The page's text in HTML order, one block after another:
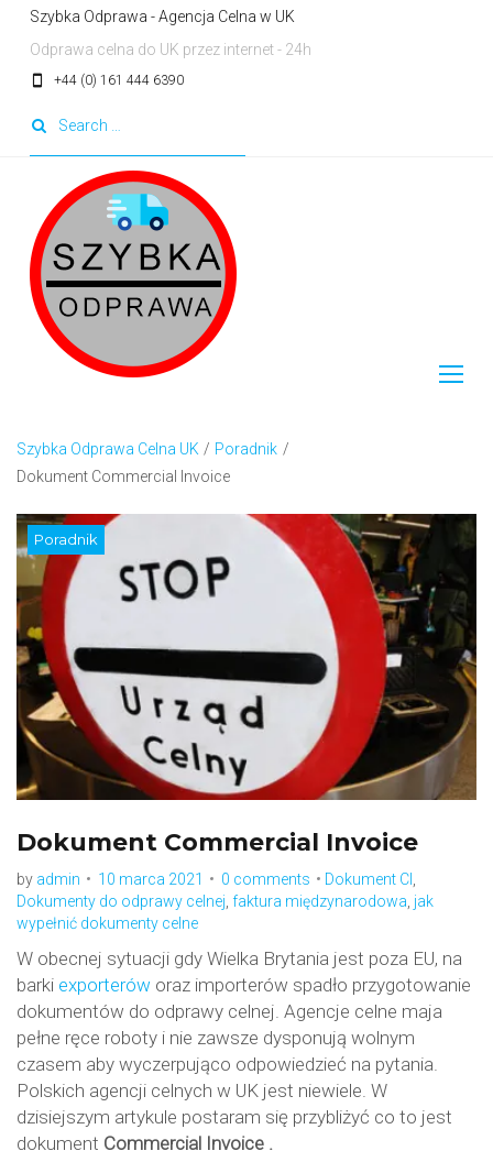
Skip
content
Szybka Odprawa - Agencja Celna w UK
Odprawa celna do UK przez internet - 24h
smartphone +44 (0) 161 444 6390
Szybka Odprawa Celna UK / Poradnik /
Dokument Commercial Invoice
Poradnik
Dokument Commercial Invoice
by admin 10 marca 2021 0 comments Dokument CI
Dokumenty do odprawy celnej faktura międzynarodowa jak
wypełnić dokumenty celne
W obecnej sytuacji gdy Wielka Brytania jest poza EU, na
barki exporterów oraz importerów spadło przygotowanie
dokumentów do odprawy celnej. Agencje celne maja
pełne ręce roboty i nie zawsze dysponują wolnym
czasem aby wyczerpująco odpowiedzieć na pytania.
Polskich agencji celnych w UK jest niewiele. W
dzisiejszym artykule postaram się przybliżyć co to jest
dokument Commercial Invoice .